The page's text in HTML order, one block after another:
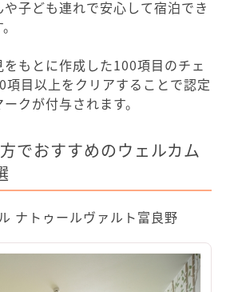
子ども連れで安心して宿泊でき
もとに作成した100項目のチェ
項目以上をクリアすることで認定
クが付与されます。
でおすすめのウェルカム
ナトゥールヴァルト富良野